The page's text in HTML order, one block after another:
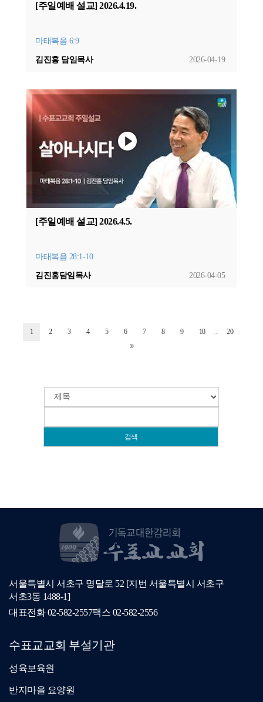
[주일예배 설교] 2026.4.19.
마태복음 6:9
2026-04-19
김진홍 담임목사
[주일예배 설교] 2026.4.5.
마태복음 28:1-10
2026-04-05
김진홍담임목사
1 2 3 4 5 6 7 8 9 10 ... 20
검색
서울특별시 서초구 명달로 52 [지번 서울특별시 서초구
서초3동 1488-1]
대표전화02-582-2557팩스 02-582-2556
수표교교회 부설기관
성육보육원
반지마을 요양원